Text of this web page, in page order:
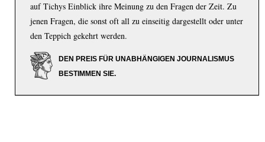
auf Tichys Einblick ihre Meinung zu den Fragen der Zeit. Zu
jenen Fragen, die sonst oft all zu einseitig dargestellt oder unter
den Teppich gekehrt werden.
DEN PREIS FÜR UNABHÄNGIGEN JOURNALISMUS
BESTIMMEN SIE.